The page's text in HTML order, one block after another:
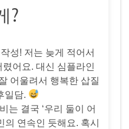
?
성! 저는 늦게 적어서
어요. 대신 심플라인
어울려서 행복한 삽질
일담.
는 결국 ‘우리 둘이 어
의 연속인 듯해요. 혹시